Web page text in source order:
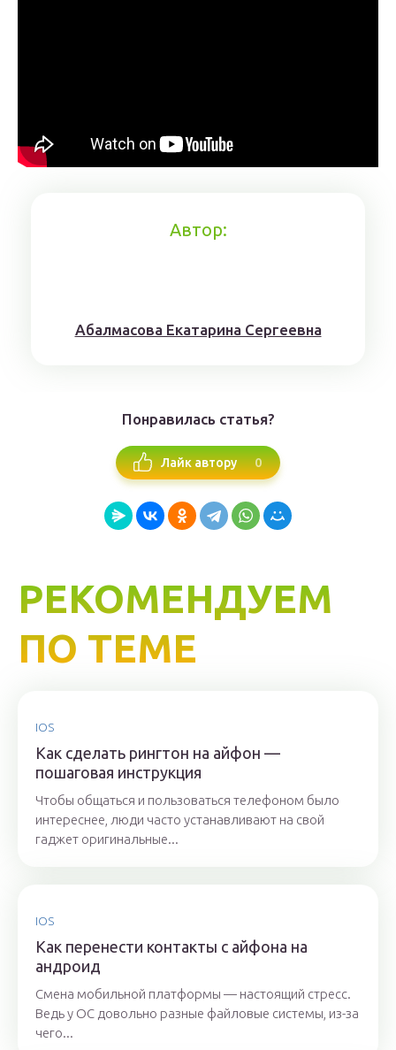
Автор:
Aбaлмaсoвa Eкaтaринa Ceргeeвнa
Понравилась статья?
Лайк автору 0
РЕКОМЕНДУЕМ
ПО ТЕМЕ
IOS
Как сделать рингтон на айфон —
пошаговая инструкция
Чтобы общаться и пользоваться телефоном было
интереснее, люди часто устанавливают на свой
гаджет оригинальные...
IOS
Как перенести контакты с айфона на
андроид
Смена мобильной платформы — настоящий стресс.
Ведь у ОС довольно разные файловые системы, из-за
чего...